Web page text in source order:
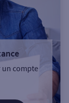
un compte